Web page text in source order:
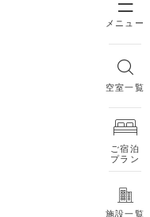
メニュー
空室一覧
ご宿泊
プラン
施設一覧